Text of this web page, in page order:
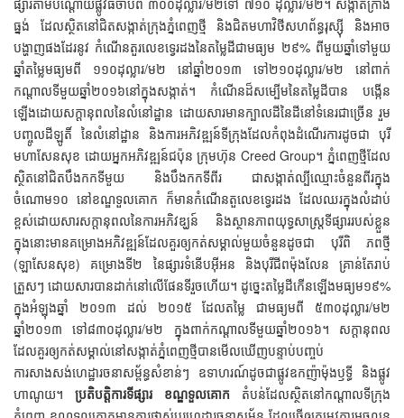
ផ្សារតាមបណ្តោយផ្លូវធំចាប់ពី ៣០០ដុល្លារ/ម២ទៅ ៧១០ ដុល្លារ/ម២។ សង្កាត់ក្រាំង
ធ្នង់ ដែលស្ថិតនៅជិតសង្កាត់ក្រុងភ្នំពេញថ្មី និងជិតមហាវិថីសហព័ន្ធរុស្ស៊ី និងអាច
បង្ហាញផងដែរនូវ កំណើនតួរលេខទ្វេរដងនៃតម្លៃដីជាមធ្យម ២៩% ពីមួយឆ្នាំទៅមួយ
ឆ្នាំតម្លៃមធ្យមពី ១១០ដុល្លារ/ម២ នៅឆ្នាំ២០១៣ ទៅ២១០ដុល្លារ/ម២ នៅពាក់
កណ្តាលទីមួយឆ្នាំ២០១៦នៅក្នុងសង្កាត់។ កំណើនដ៏សម្បើមនៃតម្លៃដីបាន បង្កើន
ឡើងដោយសក្តានុពលនៃលំនៅដ្ឋាន ដោយសារមានក្បាលដីនៃដីនៅទំនេរជាច្រើន រួម
បញ្ចូលដីឡូតិ៍ នៃលំនៅដ្ឋាន និងការអភិវឌ្ឍន៍ទីក្រុងដែលកំពុងដំណើរការដូចជា បុរី
មហាសែនសុខ ដោយអ្នកអភិវឌ្ឍន៍ជប៉ុន ក្រុមហ៊ុន Creed Group។ ភ្នំពេញថ្មីដែល
ស្ថិតនៅជិតបឹងកកទីមួយ និងបឹងកកទីពីរ ជាសង្កាត់ល្បីឈ្មោះចំនួនពីរក្នុង
ចំណោម១០ នៅខណ្ឌទួលគោក ក៏មានកំណើនតួលេខទ្វេរដង ដែលឈរក្នុងលំដាប់
ខ្ពស់ដោយសារសក្តានុពលនៃការអភិវឌ្ឃន៍ និងស្ថានភាពយុទ្ធសាស្ត្រទីផ្សាររបស់ខ្លួន
ក្នុងនោះមានគម្រោងអភិវឌ្ឍន៍ដែលគួរឲ្យកត់សម្គាល់មួយចំនួនដូចជា បុរីពិ ភពថ្មី
(ឡាសែនសុខ) គម្រោងទី២ នៃផ្សារទំនើបអ៊ីអន និងបុរីជីពម៉ុងលែន គ្រាន់តែរាប់
ត្រួសៗ ដោយសារបានដាក់នៅលើផែនទីរួចហើយ។ ដូច្នេះតម្លៃដីកើនឡើងមធ្យម១៩%
ក្នុងអំឡុងឆ្នាំ ២០១៣ ដល់ ២០១៥ ដែលតម្លៃ ជាមធ្យមពី ៥៣០ដុល្លារ/ម២
ឆ្នាំ២០១៣ ទៅ៨៣០ដុល្លារ/ម២ ក្នុងពាក់កណ្តាលទីមួយឆ្នាំ២០១៦។ សក្តានុពល
ដែលគួរឲ្យកត់សម្គាល់នៅសង្កាត់ភ្នំពេញថ្មីបានមើលឃើញបន្ទាប់បញ្ចប់
ការសាងសង់ហេដ្ឋារចនាសម្ព័ន្ធសំខាន់ៗ ឧទាហរណ៍ដូចជាផ្លូវឧកញ៉ាម៉ុងឫទ្ធី និងផ្លូវ
ហាណូយ។ ប្រតិបត្តិការទីផ្សារ ខណ្ឌទួលគោក តំបន់ដែលស្ថិតនៅកណ្តាលទីក្រុង